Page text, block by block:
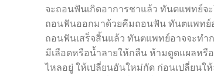
จะถอนฟันเกิดอาการชาแล้ว ทันตแพทย์จ
ถอนฟันออกมาด้วยคีมถอนฟัน ทันตแพทย์
ถอนฟันเสร็จสิ้นแล้ว ทันตแพทย์อาจจะทำ
มีเลือดหรือน้ำลายให้กลืน ห้ามดูดแผลหรื
ไหลอยู่ ให้เปลี่ยนอันใหม่กัด ก่อนเปลี่ยนใ